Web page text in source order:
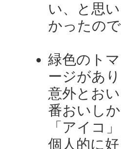
い、と思
かったの
緑色のト
ージがあ
意外とお
番おいし
「アイコ
個人的に